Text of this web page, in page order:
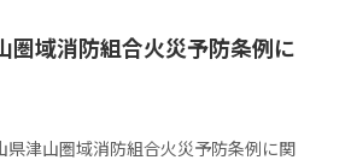
圏域消防組合火災予防条例に
津山圏域消防組合火災予防条例に関